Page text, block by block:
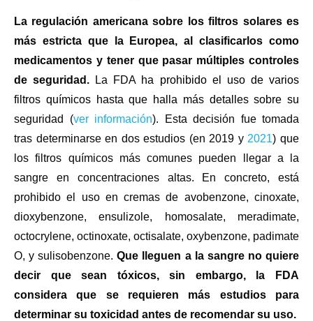
La regulación americana sobre los filtros solares es
más estricta que la Europea, al clasificarlos como
medicamentos y tener que pasar múltiples controles
de seguridad.
La FDA ha prohibido el uso de varios
filtros químicos hasta que halla más detalles sobre su
seguridad (ver información). Esta decisión fue tomada
tras determinarse en dos estudios (en 2019 y2021) que
los filtros químicos más comunes pueden llegar a la
sangre en concentraciones altas. En concreto, está
prohibido el uso en cremas de avobenzone, cinoxate,
dioxybenzone, ensulizole, homosalate, meradimate,
octocrylene, octinoxate, octisalate, oxybenzone, padimate
O, y sulisobenzone.Que lleguen a la sangre no quiere
decir que sean tóxicos, sin embargo, la FDA
considera que se requieren más estudios para
determinar su toxicidad antes de recomendar su uso.